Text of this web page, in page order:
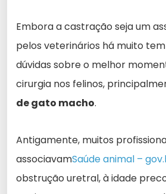
Embora a castração seja um
pelos veterinários há muito
dúvidas sobre o melhor
cirurgia nos felinos,
de gato macho.
Antigamente, muitos
associavamSaúde animal –
obstrução uretral, à idade